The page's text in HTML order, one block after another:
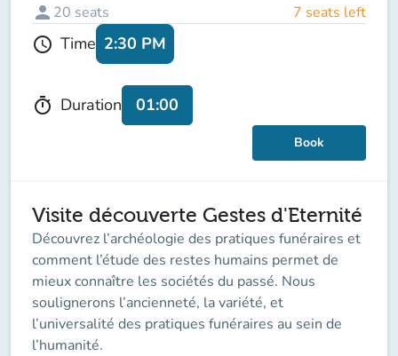
person 20 seats 7 seats left
schedule Time 2:30 PM
timer Duration 01:00
Book
Visite découverte Gestes d'Eternité
Découvrez l’archéologie des pratiques funéraires et
comment l’étude des restes humains permet de
mieux connaître les sociétés du passé. Nous
soulignerons l’ancienneté, la variété, et
l’universalité des pratiques funéraires au sein de
l’humanité.